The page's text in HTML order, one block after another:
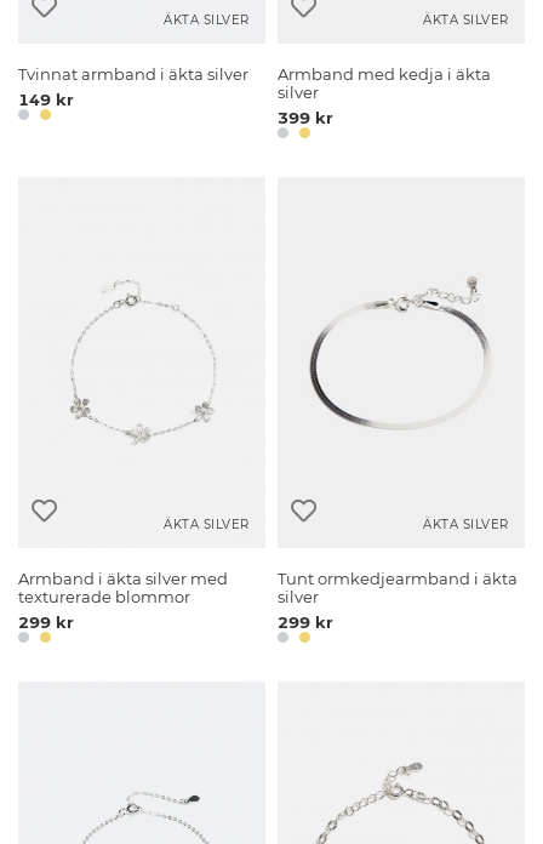
ÄKTA SILVER
Tvinnat armband i äkta silver
149 kr
ÄKTA SILVER
Armband med kedja i äkta
silver
399 kr
ÄKTA SILVER
Armband i äkta silver med
texturerade blommor
299 kr
ÄKTA SILVER
Tunt ormkedjearmband i äkta
silver
299 kr